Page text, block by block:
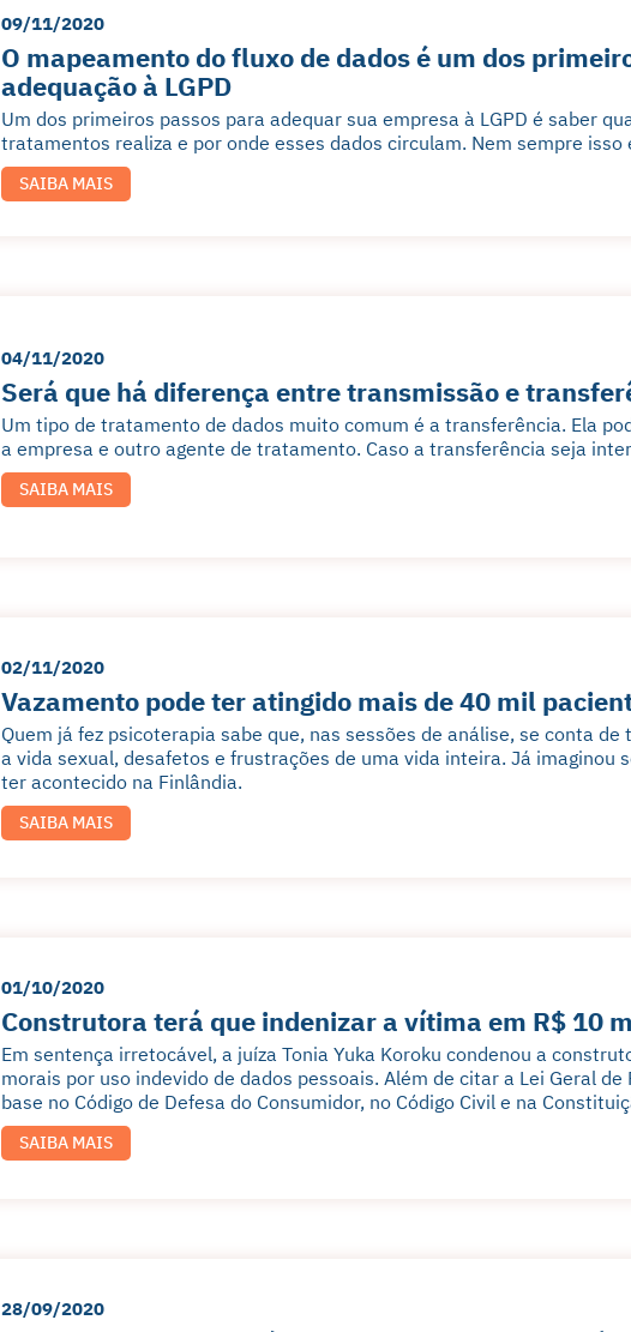
09/11/2020
O mapeamento do fluxo de dados é um dos
adequação à LGPD
Um dos primeiros passos para adequar sua empresa à LGPD é saber
tratamentos realiza e por onde esses dados circulam. Nem sempre
SAIBA MAIS
04/11/2020
Será que há diferença entre transmissão e
Um tipo de tratamento de dados muito comum é a transferência. Ela
a empresa e outro agente de tratamento. Caso a transferência seja
SAIBA MAIS
02/11/2020
Vazamento pode ter atingido mais de 40 mil
Quem já fez psicoterapia sabe que, nas sessões de análise, se conta
a vida sexual, desafetos e frustrações de uma vida inteira. Já imaginou
ter acontecido na Finlândia.
SAIBA MAIS
01/10/2020
Construtora terá que indenizar a vítima em R$ 10
Em sentença irretocável, a juíza Tonia Yuka Koroku condenou a
morais por uso indevido de dados pessoais. Além de citar a Lei Geral
base no Código de Defesa do Consumidor, no Código Civil e na
SAIBA MAIS
28/09/2020